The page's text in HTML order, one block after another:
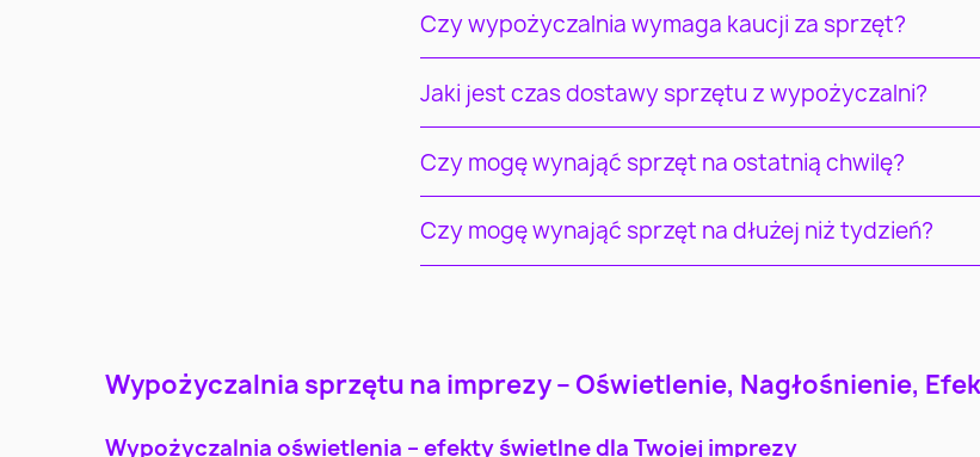
Warszawa Kraków Wrocław
Czy wypożyczalnia wymaga kaucji za sprzęt?
Jaki jest czas dostawy sprzętu z wypożyczalni?
Czy mogę wynająć sprzęt na ostatnią chwilę?
Czy mogę wynająć sprzęt na dłużej niż tydzień?
Wypożyczalnia sprzętu na imprezy – Oświetlenie, Nagłośnienie,
Wypożyczalnia oświetlenia – efekty świetlne dla Twojej imprezy